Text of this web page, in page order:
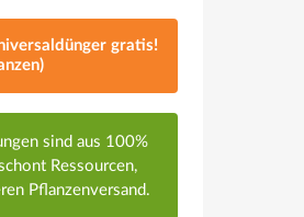
gratis!
sind aus 100%
Ressourcen,
Pflanzenversand.